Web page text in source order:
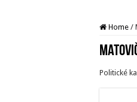
Home /
Politické